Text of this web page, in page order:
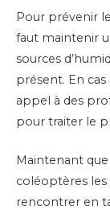
Pour prévenir
faut maintenir
sources
présent. En
appel à des
pour traiter le
Maintenant
coléoptères les
rencontrer en